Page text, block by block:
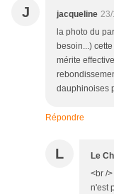
J jacqueline
la photo du
besoin...)
mérite
dauphinoises
Répondre
L Le
<br /
n'est